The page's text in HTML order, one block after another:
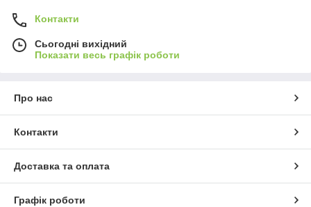
Контакти
Сьогодні вихідний
Показати весь графік роботи
Про нас
Контакти
Доставка та оплата
Графік роботи